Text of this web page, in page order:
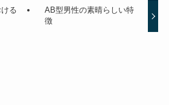
る
AB型男性の素晴らしい特
徴